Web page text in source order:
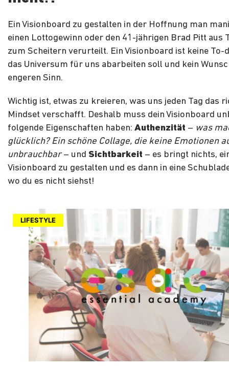
Ein Visionboard zu gestalten in der Hoffnung man
einen Lottogewinn oder den 41-jährigen Brad Pitt aus
zum Scheitern verurteilt. Ein Visionboard ist keine To-
das Universum für uns abarbeiten soll und kein
engeren Sinn.
Wichtig ist, etwas zu kreieren, was uns jeden Tag das
Mindset verschafft. Deshalb muss dein Visionboard
folgende Eigenschaften haben: Authenzität – was
glücklich? Ein schöne Collage, die keine Emotionen
unbrauchbar– und Sichtbarkeit – es bringt nichts,
Visionboard zu gestalten und es dann in eine
wo du es nicht siehst!
LIFESTYLE